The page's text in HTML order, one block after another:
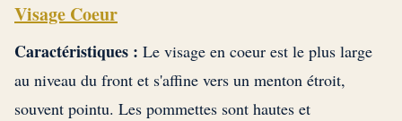
Visage Coeur
Caractéristiques : Le visage en coeur est le plus large
au niveau du front et s'affine vers un menton étroit,
souvent pointu. Les pommettes sont hautes et